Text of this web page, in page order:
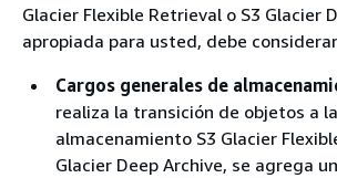
Glacier Flexible Retrieval o S3 Glacier
apropiada para usted, debe
Cargos generales de
realiza la transición de objetos a
almacenamiento S3 Glacier
Glacier Deep Archive, se agrega